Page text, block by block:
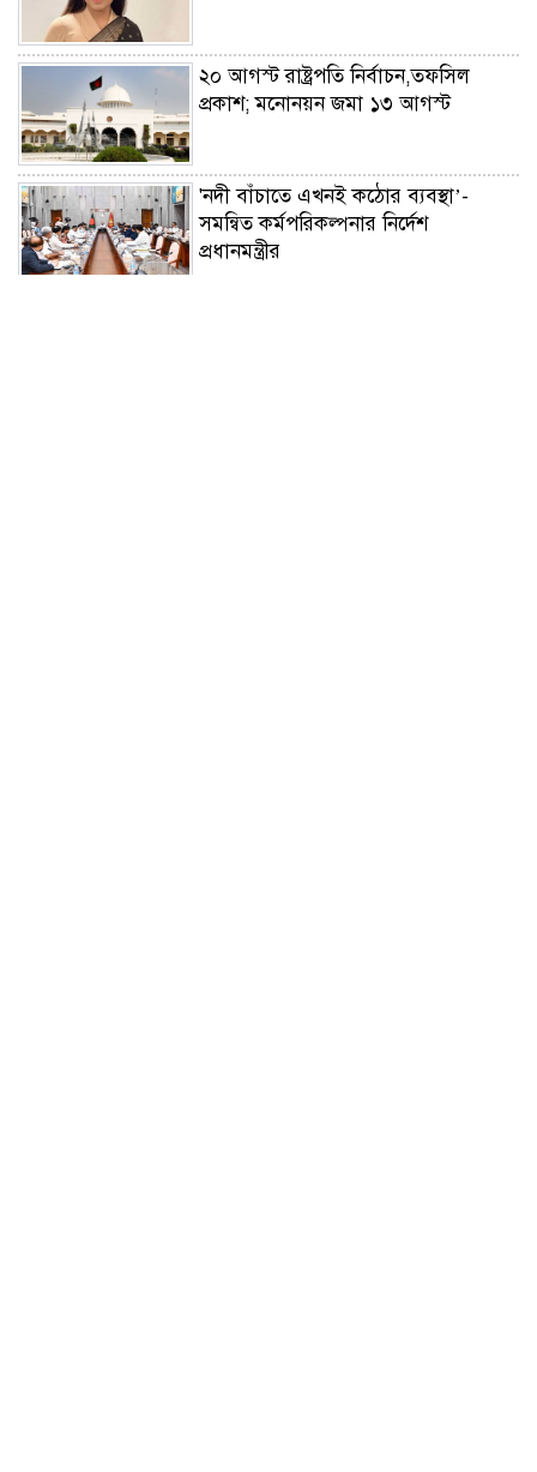
২০ আগস্ট রাষ্ট্রপতি নির্বাচন,তফসিল
প্রকাশ; মনোনয়ন জমা ১৩ আগস্ট
'নদী বাঁচাতে এখনই কঠোর ব্যবস্থা’-
সমন্বিত কর্মপরিকল্পনার নির্দেশ
প্রধানমন্ত্রীর